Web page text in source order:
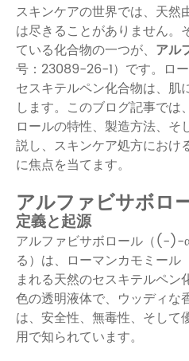
スキンケアの世界では、天然
は尽きることがありません。
ている化合物の一つが、 アル
号：23089-26-1）です。ロ
セスキテルペン化合物は、肌
します。このブログ記事では、
ロールの特性、製造方法、
説し、スキンケア処方におけ
に焦点を当てます。
アルファビサボロ
定義と起源
アルファビサボロール（(-)-
る）は、ローマンカモミー
まれる天然のセスキテルペ
色の透明液体で、ウッディな
は、安全性、無毒性、そして
用で知られています。